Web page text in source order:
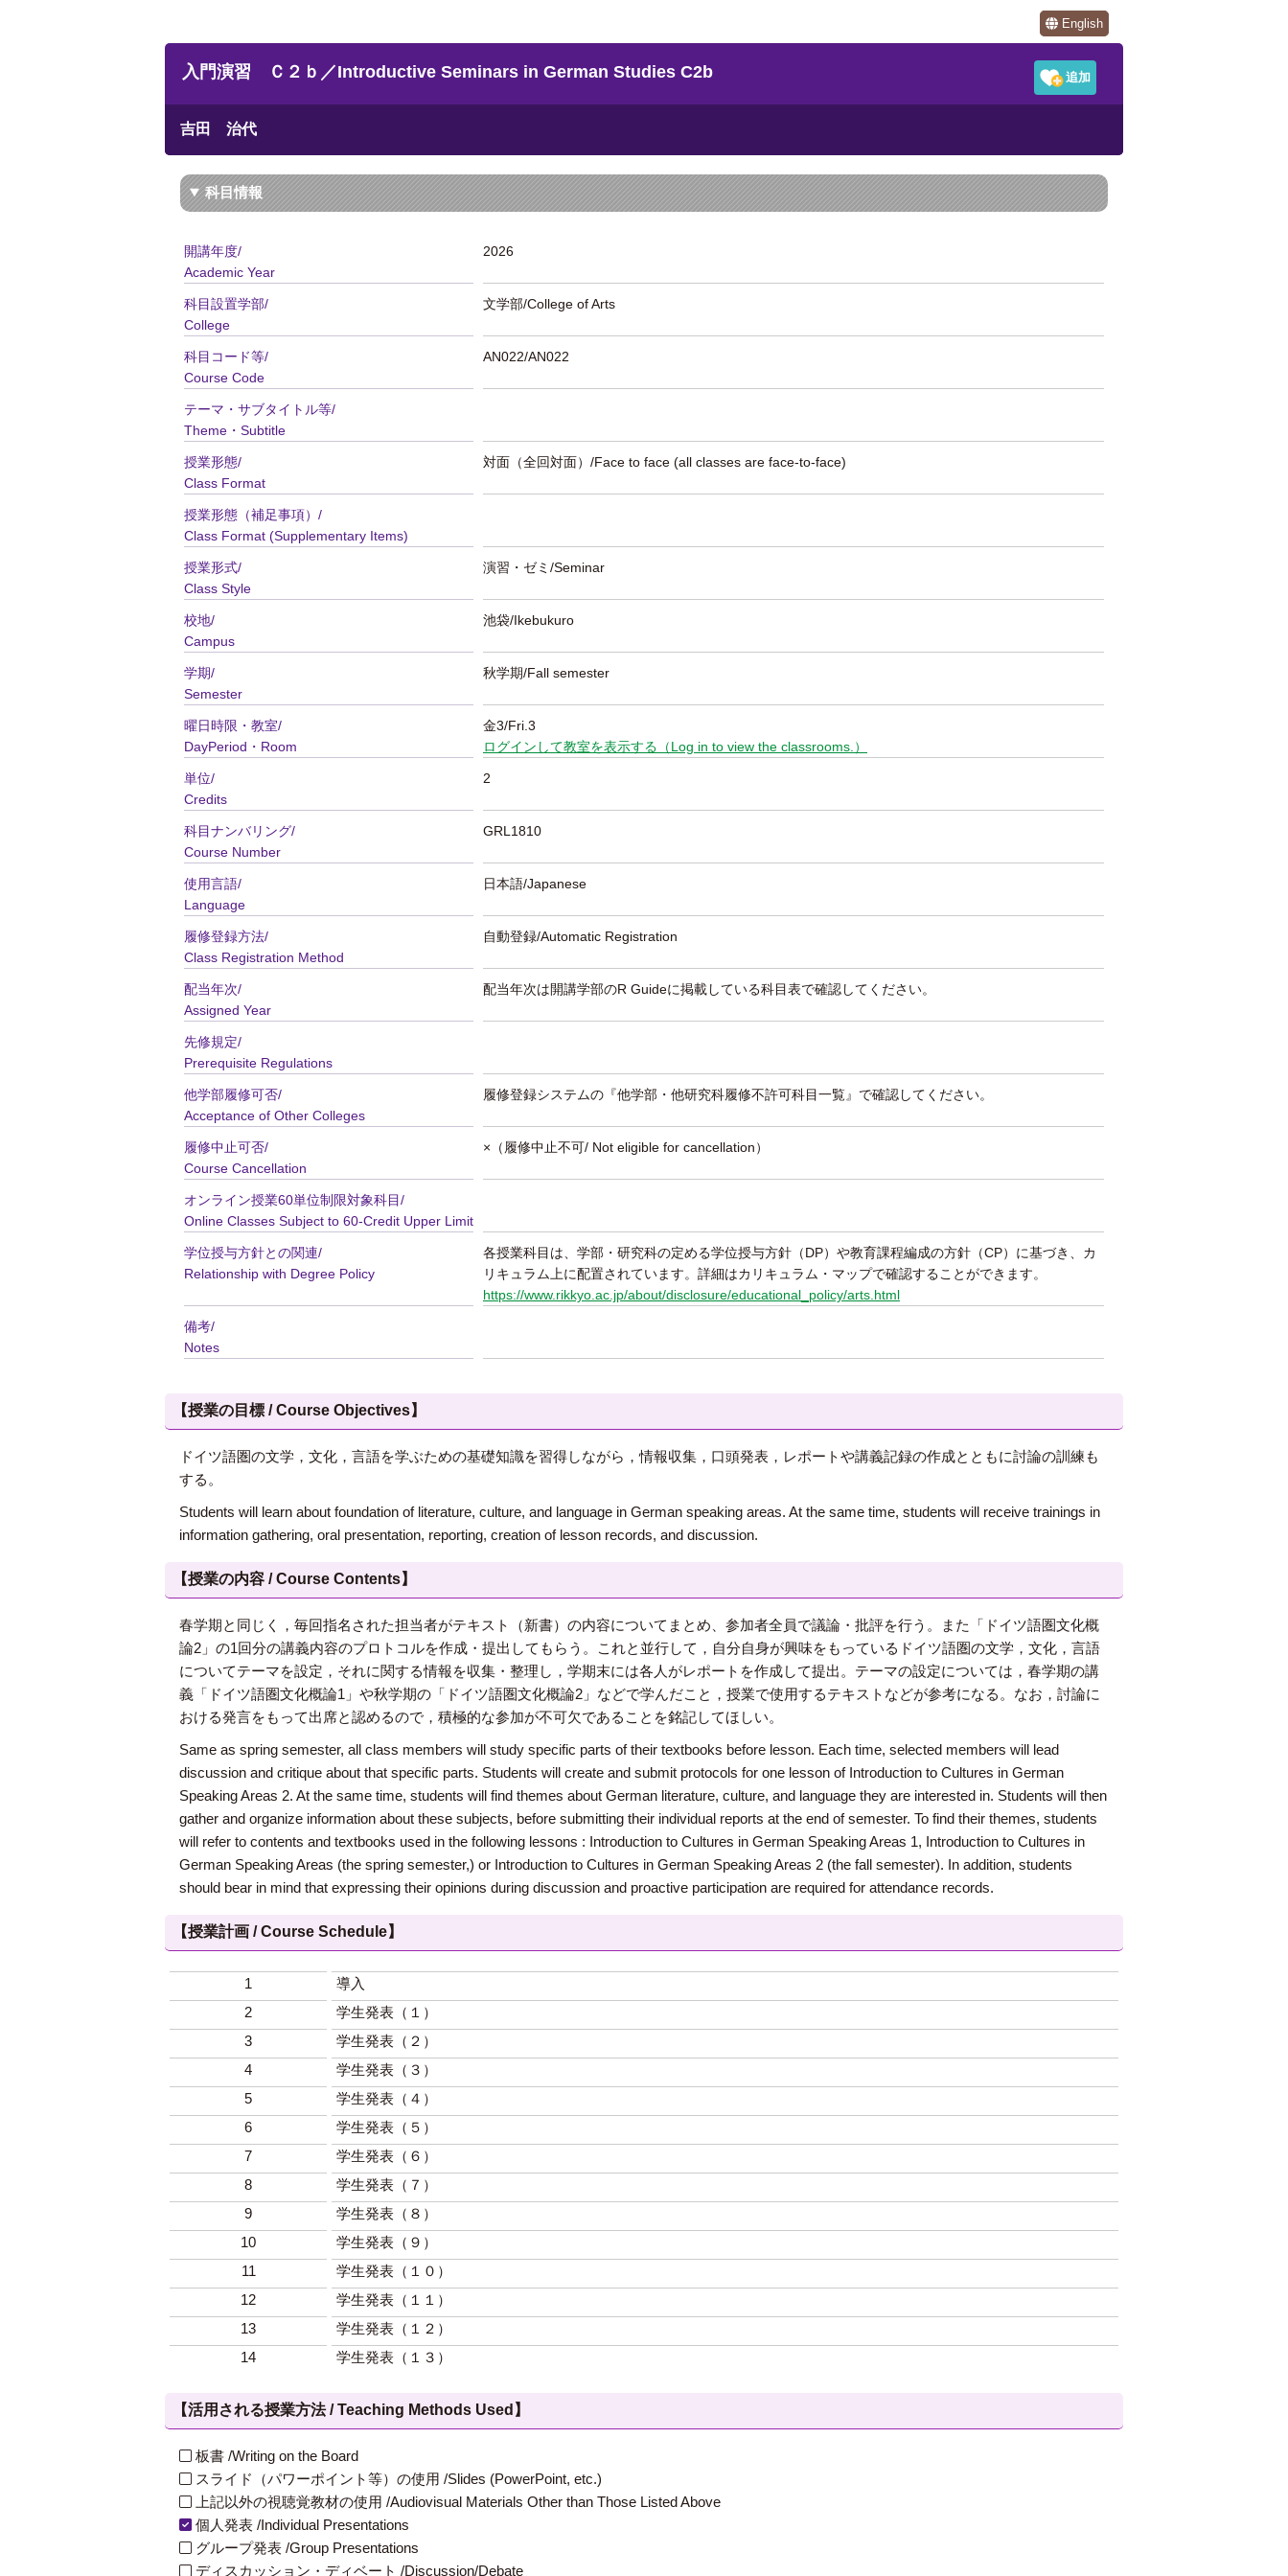
English
入門演習 Ｃ２ｂ／Introductive Seminars in German Studies C2b
吉田 治代
科目情報
開講年度/
Academic Year
2026
科目設置学部/
College
文学部/College of Arts
科目コード等/
Course Code
AN022/AN022
テーマ・サブタイトル等/
Theme・Subtitle
授業形態/
Class Format
対面（全回対面）/Face to face (all classes are face-to-face)
授業形態（補足事項）/
Class Format (Supplementary Items)
授業形式/
Class Style
演習・ゼミ/Seminar
校地/
Campus
池袋/Ikebukuro
学期/
Semester
秋学期/Fall semester
曜日時限・教室/
DayPeriod・Room
金3/Fri.3
ログインして教室を表示する（Log in to view the classrooms.）
単位/
Credits
2
科目ナンバリング/
Course Number
GRL1810
使用言語/
Language
日本語/Japanese
履修登録方法/
Class Registration Method
自動登録/Automatic Registration
配当年次/
Assigned Year
配当年次は開講学部のR Guideに掲載している科目表で確認してください。
先修規定/
Prerequisite Regulations
他学部履修可否/
Acceptance of Other Colleges
履修登録システムの『他学部・他研究科履修不許可科目一覧』で確認してください。
履修中止可否/
Course Cancellation
×（履修中止不可/ Not eligible for cancellation）
オンライン授業60単位制限対象科目/
Online Classes Subject to 60-Credit Upper Limit
学位授与方針との関連/
Relationship with Degree Policy
各授業科目は、学部・研究科の定める学位授与方針（DP）や教育課程編成の方針（CP）に基づき、カ
リキュラム上に配置されています。詳細はカリキュラム・マップで確認することができます。
https://www.rikkyo.ac.jp/about/disclosure/educational_policy/arts.html
備考/
Notes
【授業の目標 / Course Objectives】
ドイツ語圏の文学，文化，言語を学ぶための基礎知識を習得しながら，情報収集，口頭発表，レポートや講義記録の作成とともに討論の訓練も
する。
Students will learn about foundation of literature, culture, and language in German speaking areas. At the same time, students will receive trainings in
information gathering, oral presentation, reporting, creation of lesson records, and discussion.
【授業の内容 / Course Contents】
春学期と同じく，毎回指名された担当者がテキスト（新書）の内容についてまとめ、参加者全員で議論・批評を行う。また「ドイツ語圏文化概
論2」の1回分の講義内容のプロトコルを作成・提出してもらう。これと並行して，自分自身が興味をもっているドイツ語圏の文学，文化，言語
についてテーマを設定，それに関する情報を収集・整理し，学期末には各人がレポートを作成して提出。テーマの設定については，春学期の講
義「ドイツ語圏文化概論1」や秋学期の「ドイツ語圏文化概論2」などで学んだこと，授業で使用するテキストなどが参考になる。なお，討論に
おける発言をもって出席と認めるので，積極的な参加が不可欠であることを銘記してほしい。
Same as spring semester, all class members will study specific parts of their textbooks before lesson. Each time, selected members will lead
discussion and critique about that specific parts. Students will create and submit protocols for one lesson of Introduction to Cultures in German
Speaking Areas 2. At the same time, students will find themes about German literature, culture, and language they are interested in. Students will then
gather and organize information about these subjects, before submitting their individual reports at the end of semester. To find their themes, students
will refer to contents and textbooks used in the following lessons : Introduction to Cultures in German Speaking Areas 1, Introduction to Cultures in
German Speaking Areas (the spring semester,) or Introduction to Cultures in German Speaking Areas 2 (the fall semester). In addition, students
should bear in mind that expressing their opinions during discussion and proactive participation are required for attendance records.
【授業計画 / Course Schedule】
1
導入
2
学生発表（１）
3
学生発表（２）
4
学生発表（３）
5
学生発表（４）
6
学生発表（５）
7
学生発表（６）
8
学生発表（７）
9
学生発表（８）
10
学生発表（９）
11
学生発表（１０）
12
学生発表（１１）
13
学生発表（１２）
14
学生発表（１３）
【活用される授業方法 / Teaching Methods Used】
板書 /Writing on the Board
スライド（パワーポイント等）の使用 /Slides (PowerPoint, etc.)
上記以外の視聴覚教材の使用 /Audiovisual Materials Other than Those Listed Above
個人発表 /Individual Presentations
グループ発表 /Group Presentations
ディスカッション・ディベート /Discussion/Debate